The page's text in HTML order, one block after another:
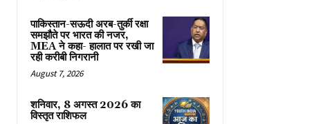
पाकिस्तान-सऊदी अरब-तुर्की रक्षा
समझौते पर भारत की नजर,
MEA ने कहा- हालात पर रखी जा
रही करीबी निगरानी
August 7, 2026
शनिवार, 8 अगस्त 2026 का
विस्तृत राशिफल